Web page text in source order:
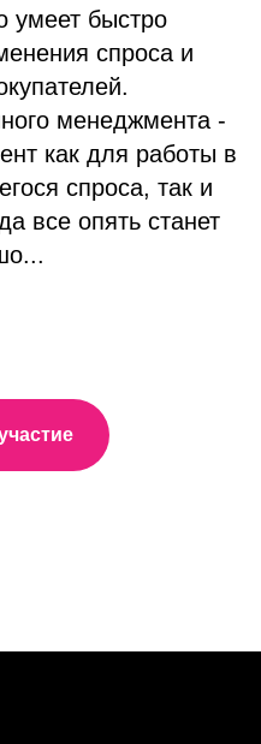
умеет быстро
спроса и
менеджмента -
как для работы в
спроса, так и
все опять станет